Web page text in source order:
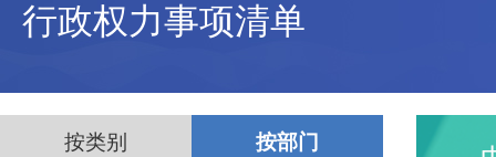
行政权力事项清单
按类别 按部门